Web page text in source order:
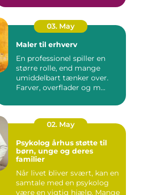
03. May
Maler til erhverv
En professionel spiller en
større rolle, end mange
umiddelbart tænker over.
Farver, overflader og m...
02. May
Psykolog århus støtte til
børn, unge og deres
familier
Når livet bliver svært, kan en
samtale med en psykolog
være en vigtig hjælp. Mange